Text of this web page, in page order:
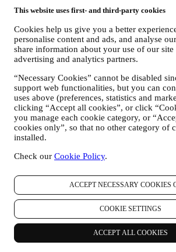
This website uses first- and third-party cookies
Cookies help us give you a better
personalise content and ads, and analyse
share information about your use of our
advertising and analytics partners.
“Necessary Cookies” cannot be disabled
support web functionalities, but you can
uses above (preferences, statistics and
clicking “Accept all cookies”, or click
you manage each cookie category, or
cookies only”, so that no other category of
installed.
Check our Cookie Policy.
ACCEPT NECESSARY COOKIES
COOKIE SETTINGS
ACCEPT ALL COOKIES
des nouvelles concernant les initiatives
et promues par les filiales de son
partenaires locaux, ceci en fonction de
vous contacterons par e-mail, par SMS
sociaux, mais aussi en utilisant des
aux ouvertures de nouveaux magasins,
exclusifs, concours, enquêtes et
Le Creuset ou à des offres spéciales
intéresser. Ces communications pourront
rédigées spécialement à votre intention,
vous concernant, telles que votre
l’historique de vos achats ou vos
concerne nos produits. Nous utiliserons
mieux cerner vos centres d’intérêt. Ceci
personnaliser nos communications afin
pertinentes et intéressantes. Il n’y aura
collectons aussi des données
l’ouverture des e-mails et les clics,
monitoring de nos lettres d’information.
sur votre consentement à recevoir nos